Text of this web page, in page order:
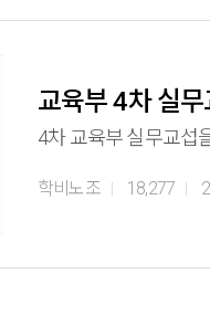
교육부 4차 실
4차 교육부 실무교섭
학비노조 18,277